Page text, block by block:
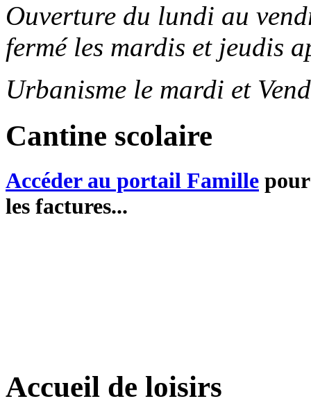
Ouverture du lundi au
fermé les mardis et jeudis
Urbanisme le mardi et
Cantine scolaire
Accéder au portail Famille
les factures...
Accueil de loisirs